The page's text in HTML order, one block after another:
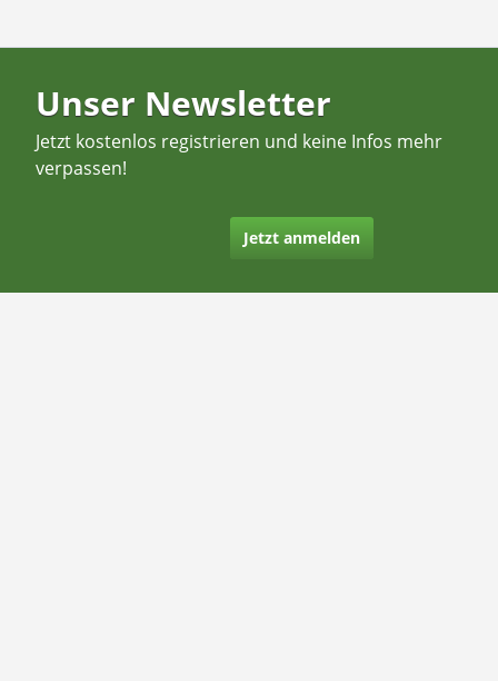
Unser Newsletter
Jetzt kostenlos registrieren und keine Infos mehr
verpassen!
Jetzt anmelden